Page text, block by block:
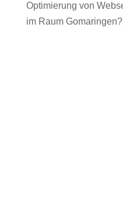
Optimierung von
im Raum